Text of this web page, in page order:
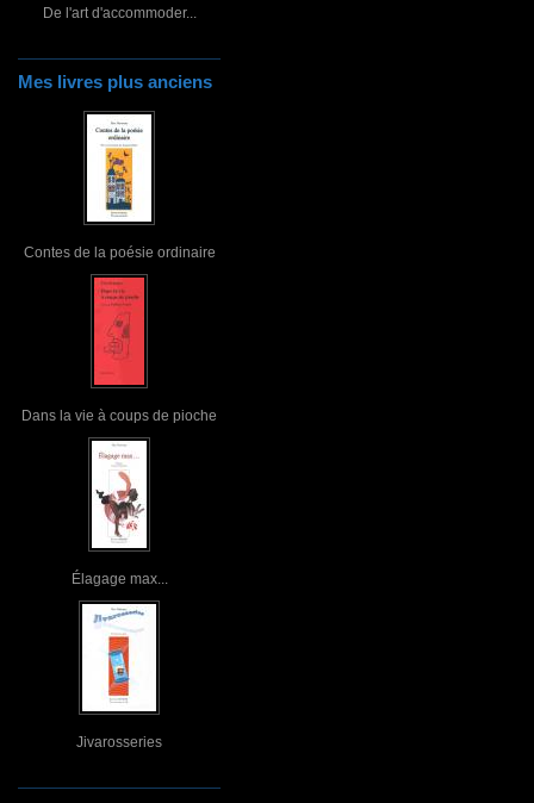
De l'art d'accommoder...
Mes livres plus anciens
Contes de la poésie ordinaire
Dans la vie à coups de pioche
Élagage max...
Jivarosseries